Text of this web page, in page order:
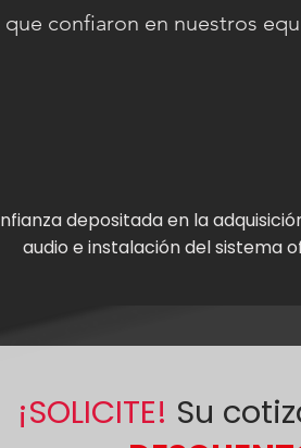
que confiaron en nuestros
depositada en la
audio e instalación del sistema
¡SOLICITE! Su